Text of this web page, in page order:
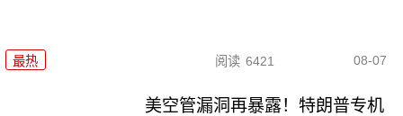
最热 阅读 6421 08-07
美空管漏洞再暴露！特朗普专机